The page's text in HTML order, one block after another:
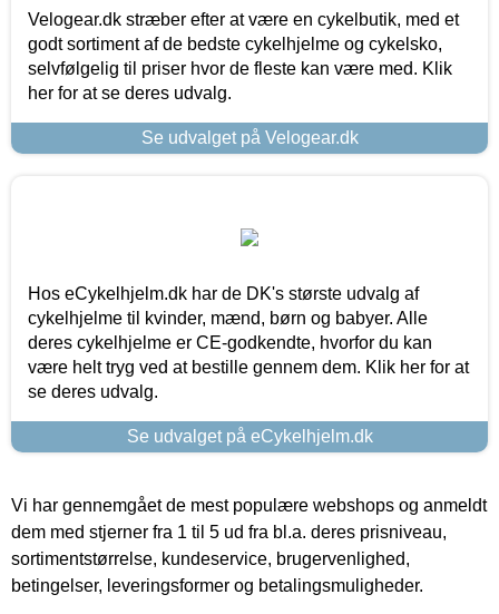
Velogear.dk stræber efter at være en cykelbutik, med et
godt sortiment af de bedste cykelhjelme og cykelsko,
selvfølgelig til priser hvor de fleste kan være med. Klik
her for at se deres udvalg.
Se udvalget på Velogear.dk
Hos eCykelhjelm.dk har de DK's største udvalg af
cykelhjelme til kvinder, mænd, børn og babyer. Alle
deres cykelhjelme er CE-godkendte, hvorfor du kan
være helt tryg ved at bestille gennem dem. Klik her for at
se deres udvalg.
Se udvalget på eCykelhjelm.dk
Vi har gennemgået de mest populære webshops og anmeldt
dem med stjerner fra 1 til 5 ud fra bl.a. deres prisniveau,
sortimentstørrelse, kundeservice, brugervenlighed,
betingelser, leveringsformer og betalingsmuligheder.